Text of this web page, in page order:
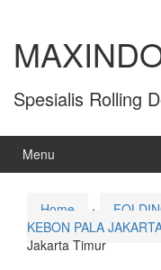
Spesialis Rolling
Menu
Home ›
KEBON PALA
Jakarta Timur